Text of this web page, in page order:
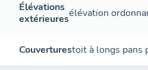
Élévations
extérieuresélévation
Couverturestoit à longs pans